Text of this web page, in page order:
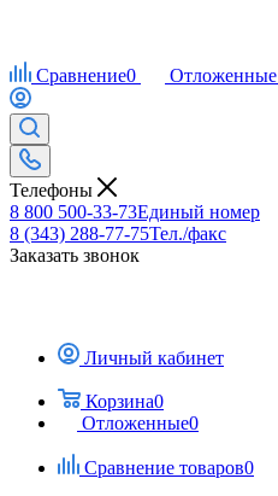
Сравнение0 Отложенные
Телефоны
8 800 500-33-73Единый номер
8 (343) 288-77-75Тел./факс
Заказать звонок
Личный кабинет
Корзина0
Отложенные0
Сравнение товаров0